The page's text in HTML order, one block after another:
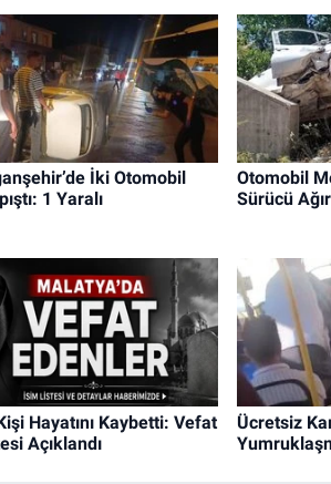
İki Otomobil
1 Yaralı
Otomobil
Sürücü
Hayatını Kaybetti: Vefat
Açıklandı
Ücretsiz